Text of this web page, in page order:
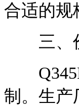
合适的规
三、
Q345B
制。生产